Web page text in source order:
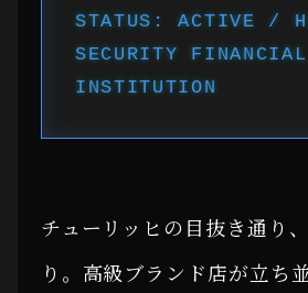
STATUS: ACTIVE /
SECURITY FINANCIAL
INSTITUTION
チューリッヒの目抜き通り
り。高級ブランド店が立ち